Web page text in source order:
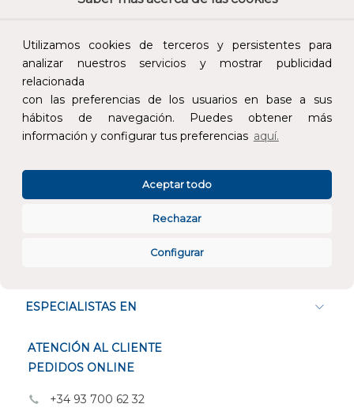
Utilizamos cookies de terceros y persistentes para
analizar nuestros servicios y mostrar publicidad
relacionada
con las preferencias de los usuarios en base a sus
hábitos de navegación. Puedes obtener más
información y configurar tus preferencias aquí.
Configurar
Rechazar
Aceptar todo
Devoluciones Pago seguro
Atención al cliente
ESPECIALISTAS EN
ATENCIÓN AL CLIENTE
PEDIDOS ONLINE
+34 93 700 62 32